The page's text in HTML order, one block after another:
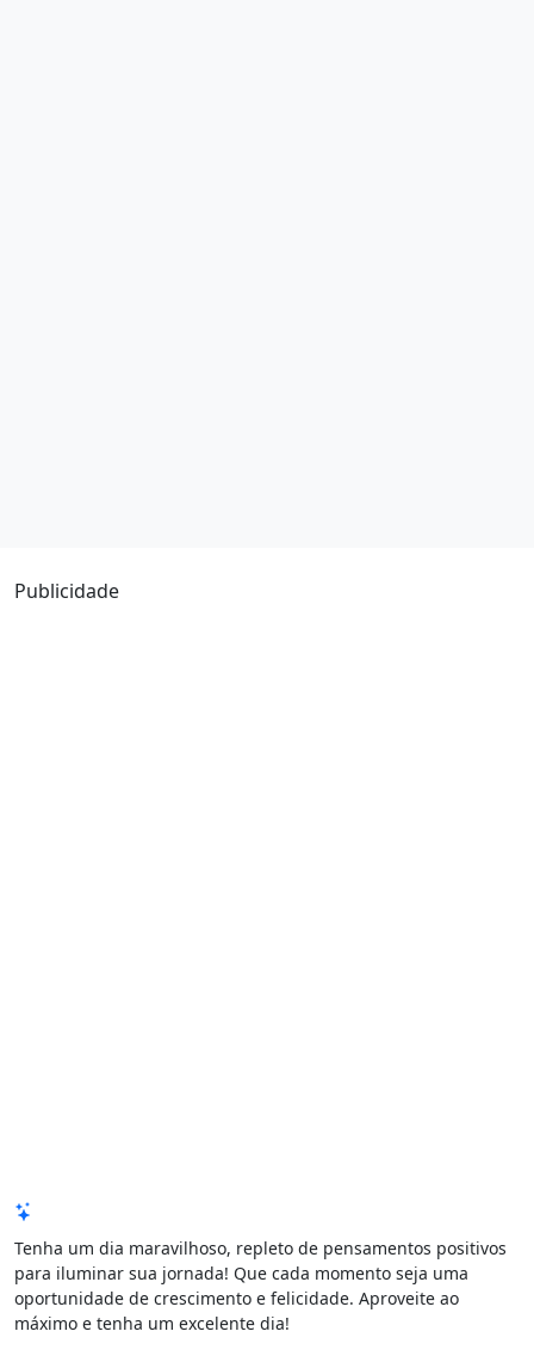
Publicidade
Tenha um dia maravilhoso, repleto de pensamentos positivos
para iluminar sua jornada! Que cada momento seja uma
oportunidade de crescimento e felicidade. Aproveite ao
máximo e tenha um excelente dia!